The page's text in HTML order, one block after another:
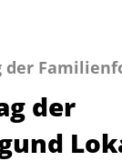
der
der